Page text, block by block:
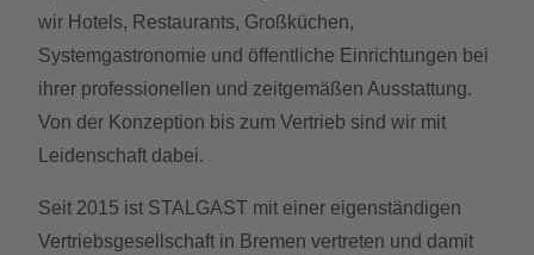
wir Hotels, Restaurants, Großküchen,
Systemgastronomie und öffentliche Einrichtungen bei
ihrer professionellen und zeitgemäßen Ausstattung.
Von der Konzeption bis zum Vertrieb sind wir mit
Leidenschaft dabei.
Seit 2015 ist STALGAST mit einer eigenständigen
Vertriebsgesellschaft in Bremen vertreten und damit